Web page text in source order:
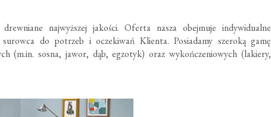
drewniane najwyższej jakości. Oferta nasza obejmuje indywidualne
surowca do potrzeb i oczekiwań Klienta. Posiadamy szeroką gamę
(m.in. sosna, jawor, dąb, egzotyk) oraz wykończeniowych (lakiery,